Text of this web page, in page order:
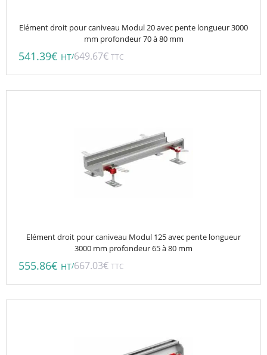
Elément droit pour caniveau Modul 20 avec pente longueur 3000
mm profondeur 70 à 80 mm
541.39€ HT/649.67€ TTC
Elément droit pour caniveau Modul 125 avec pente longueur
3000 mm profondeur 65 à 80 mm
555.86€ HT/667.03€ TTC